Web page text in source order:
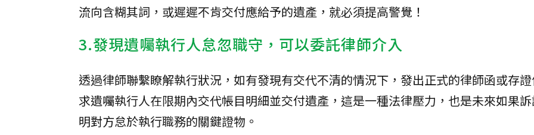
流向含糊其詞，或遲遲不肯交付應給予的遺產，就必須提高警覺！
3.發現遺囑執行人怠忽職守，可以委託律師介入
透過律師聯繫瞭解執行狀況，如有發現有交代不清的情況下，發出正式的律師函或存
求遺囑執行人在限期內交代帳目明細並交付遺產，這是一種法律壓力，也是未來如果
明對方怠於執行職務的關鍵證物。